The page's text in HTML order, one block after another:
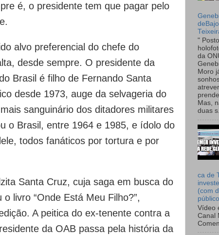
é, o presidente tem que pagar pelo
alvo preferencial do chefe do
desde sempre. O presidente da
Brasil é filho de Fernando Santa
desde 1973, auge da selvageria do
sanguinário dos ditadores militares
o Brasil, entre 1964 e 1985, e ídolo do
todos fanáticos por tortura e por
Santa Cruz, cuja saga em busca do
livro “Onde Está Meu Filho?”,
A peitica do ex-tenente contra a
da OAB passa pela história da
"
da
Moro
Mas,
duas
ca de
(com
Vídeo
Canal